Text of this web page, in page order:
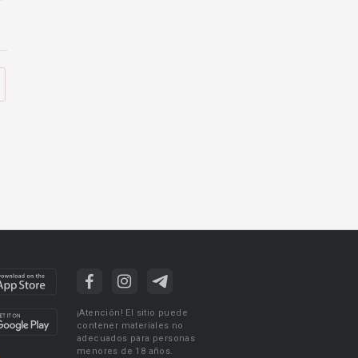
¡Atención! El sitio puede
contener materiales no
adecuados para personas
menores de 18 años.